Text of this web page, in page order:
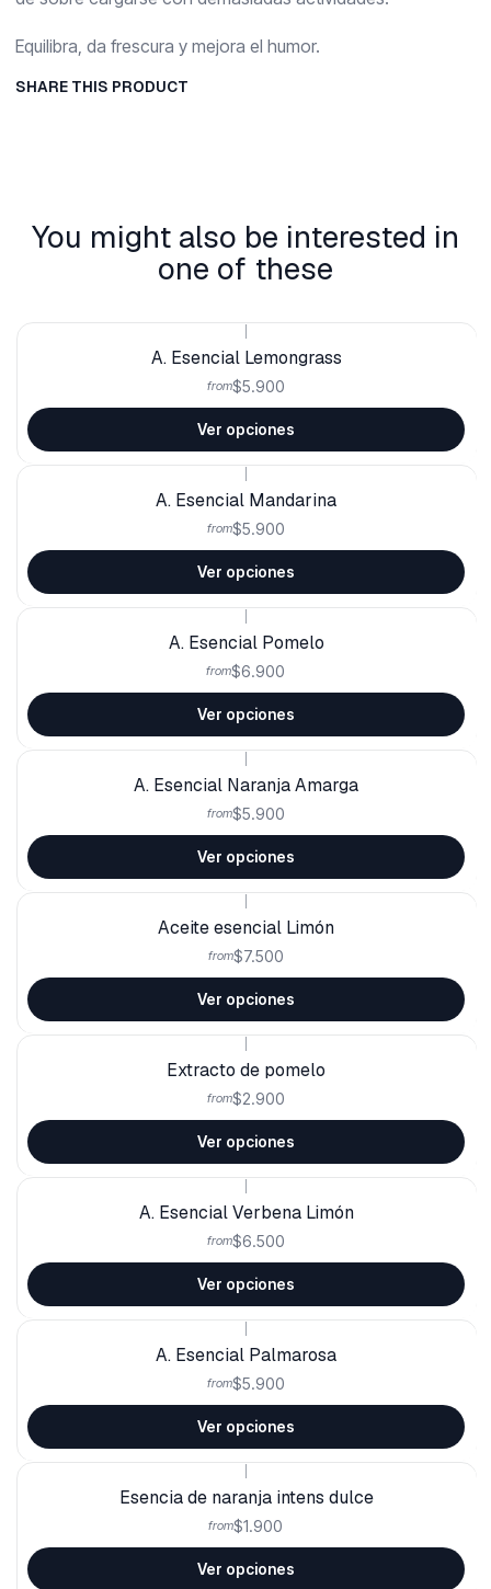
Equilibra, da frescura y mejora el humor.
SHARE THIS PRODUCT
You might also be interested in
one of these
A. Esencial Lemongrass
from$5.900
Ver opciones
A. Esencial Mandarina
from$5.900
Ver opciones
A. Esencial Pomelo
from$6.900
Ver opciones
A. Esencial Naranja Amarga
from$5.900
Ver opciones
Aceite esencial Limón
from$7.500
Ver opciones
Extracto de pomelo
from$2.900
Ver opciones
A. Esencial Verbena Limón
from$6.500
Ver opciones
A. Esencial Palmarosa
from$5.900
Ver opciones
Esencia de naranja intens dulce
from$1.900
Ver opciones